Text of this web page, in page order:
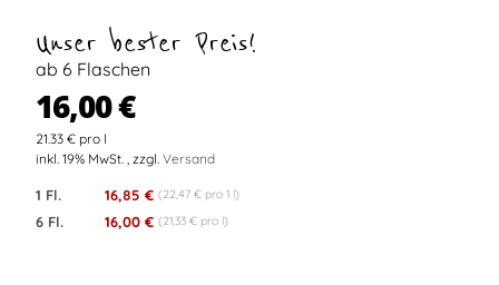
Unser bester Preis!
ab 6 Flaschen
16,00 €
21.33 € pro l
inkl. 19% MwSt. , zzgl. Versand
1 Fl. 16,85 € (22,47 € pro 1 l)
6 Fl. 16,00 € (21,33 € pro l)